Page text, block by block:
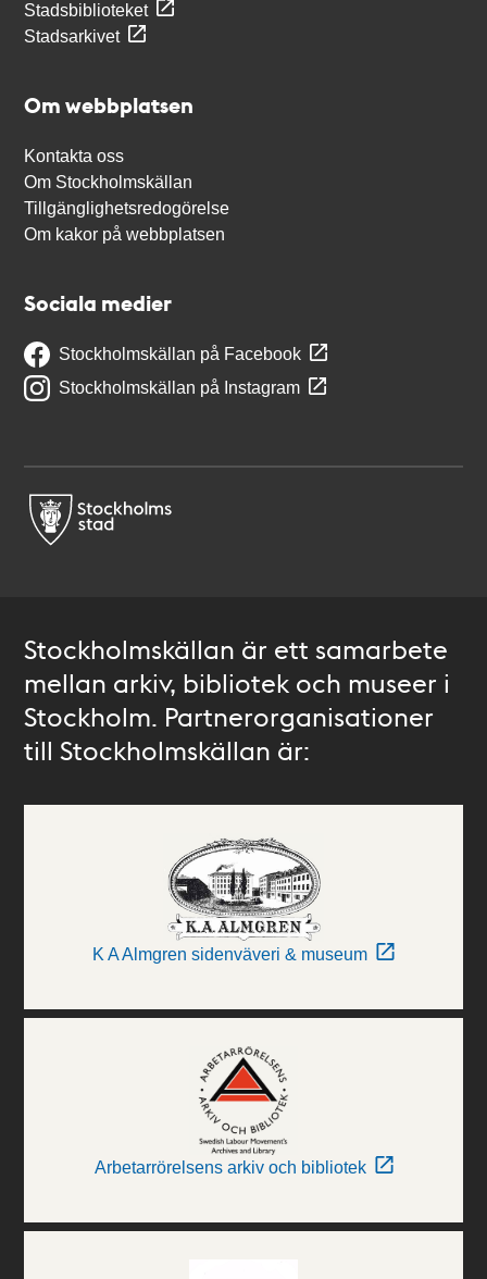
Stadsbiblioteket
Stadsarkivet
Om webbplatsen
Kontakta oss
Om Stockholmskällan
Tillgänglighetsredogörelse
Om kakor på webbplatsen
Sociala medier
Stockholmskällan på Facebook
Stockholmskällan på Instagram
Stockholmskällan är ett samarbete
mellan arkiv, bibliotek och museer i
Stockholm. Partnerorganisationer
till Stockholmskällan är:
K A Almgren sidenväveri & museum
Arbetarrörelsens arkiv och bibliotek